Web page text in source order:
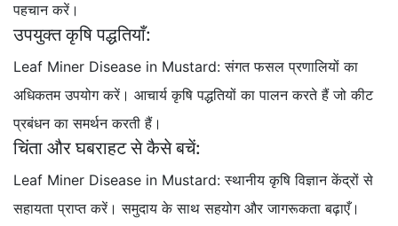
पहचान करें।
उपयुक्त कृषि पद्धतियाँ:
Leaf Miner Disease in Mustard: संगत फसल प्रणालियों का
अधिकतम उपयोग करें। आचार्य कृषि पद्धतियों का पालन करते हैं जो कीट
प्रबंधन का समर्थन करती हैं।
चिंता और घबराहट से कैसे बचें:
Leaf Miner Disease in Mustard: स्थानीय कृषि विज्ञान केंद्रों से
सहायता प्राप्त करें। समुदाय के साथ सहयोग और जागरूकता बढ़ाएँ।